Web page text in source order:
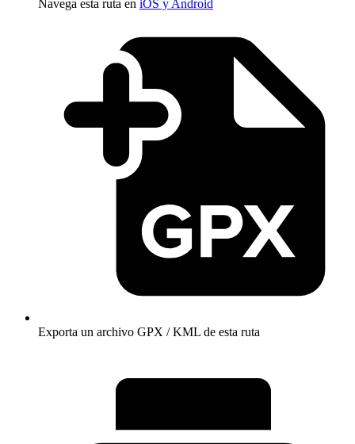
Navega esta ruta en iOS y Android
Exporta un archivo GPX / KML de esta ruta